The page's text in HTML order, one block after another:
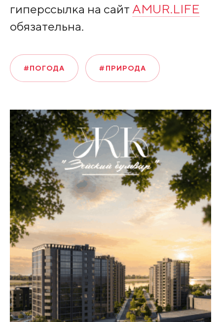
гиперссылка на сайт AMUR.LIFE
обязательна.
#ПОГОДА #ПРИРОДА